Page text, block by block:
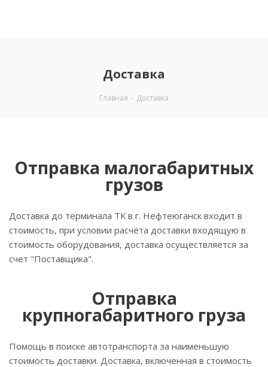
Доставка
Главная - Доставка
Отправка малогабаритных
грузов
Доставка до терминала ТК в г. Нефтеюганск входит в
стоимость, при условии расчёта доставки входящую в
стоимость оборудования, доставка осуществляется за
счет "Поставщика".
Отправка
крупногабаритного груза
Помощь в поиске автотранспорта за наименьшую
стоимость доставки. Доставка, включенная в стоимость